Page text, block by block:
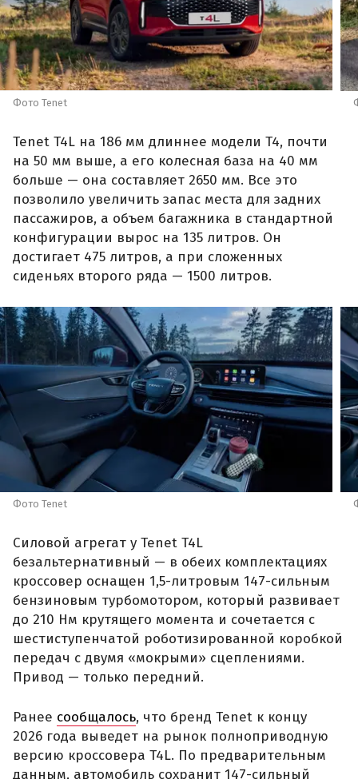
Фото Tenet
Tenet T4L на 186 мм длиннее модели T4, почти
на 50 мм выше, а его колесная база на 40 мм
больше — она составляет 2650 мм. Все это
позволило увеличить запас места для задних
пассажиров, а объем багажника в стандартной
конфигурации вырос на 135 литров. Он
достигает 475 литров, а при сложенных
сиденьях второго ряда — 1500 литров.
Фото Tenet
Силовой агрегат у Tenet T4L
безальтернативный — в обеих комплектациях
кроссовер оснащен 1,5-литровым 147-сильным
бензиновым турбомотором, который развивает
до 210 Нм крутящего момента и сочетается с
шестиступенчатой роботизированной коробкой
передач с двумя «мокрыми» сцеплениями.
Привод — только передний.
Ранее сообщалось, что бренд Tenet к концу
2026 года выведет на рынок полноприводную
версию кроссовера T4L. По предварительным
данным, автомобиль сохранит 147-сильный